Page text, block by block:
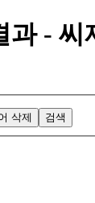
- 씨
삭제 검색